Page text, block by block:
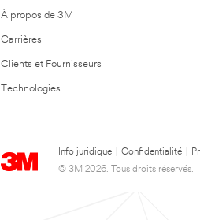
À propos de 3M
Carrières
Clients et Fournisseurs
Technologies
Info juridique Confidentialité
© 3M 2026. Tous droits réservés.